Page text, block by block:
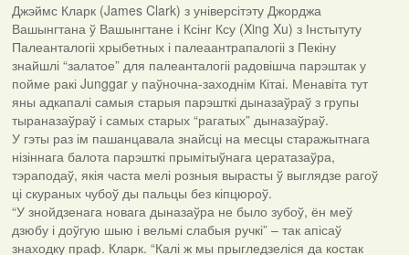
Джэймс Кларк (James Clark) з універсітэту Джорджа
Вашынгтана ў Вашынгтане і Ксінг Ксу (Xing Xu) з Інстытуту
Палеанталогіі хрыбетных і палеаантрапалогіі з Пекіну
знайшлі “залатое” для палеанталогіі радовішча парэштак у
пойме ракі Junggar у паўночна-заходнім Кітаі. Менавіта тут
яны адкапалі самыя старыя парэшткі дыназаўраў з групы
тыраназаўраў і самых старых “рагатых” дыназаўраў.
У гэты раз ім пашанцавала знайсці на месцы старажытнага
нізіннага балота парэшткі прымітыўнага цератазаўра,
тэраподаў, якія часта мелі розныя вырасты ў выглядзе рагоў
ці скураных чубоў ды пальцы без кіпцюроў.
“У знойдзенага новага дыназаўра не было зубоў, ён меў
дзюбу і доўгую шыю і вельмі слабыя ручкі” – так апісаў
знаходку праф. Кларк. “Калі ж мы прыгледзеліся да костак